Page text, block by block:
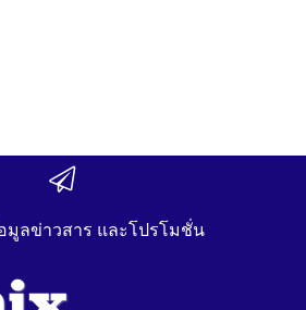
มูลข่าวสาร และโปรโมชั่น